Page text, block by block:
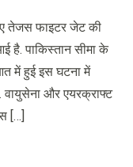
तेजस फाइटर जेट की
है. पाकिस्तान सीमा के
में हुई इस घटना में
वायुसेना और एयरक्राफ्ट
[…]